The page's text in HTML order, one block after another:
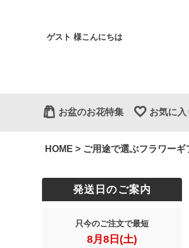
ゲスト 様こんにちは
お盆のお花特集 お気に入
HOME ご用途で選ぶフラワーギ
発送日のご案内
只今のご注文で最短
8月8日(土)